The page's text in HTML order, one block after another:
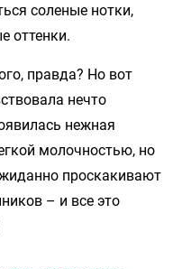
соленые нотки,
оттенки.
правда? Но вот
нечто
нежная
молочностью, но
проскакивают
– и все это